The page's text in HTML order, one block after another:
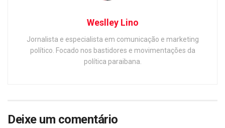
Weslley Lino
Jornalista e especialista em comunicação e marketing
político. Focado nos bastidores e movimentações da
política paraibana.
Deixe um comentário